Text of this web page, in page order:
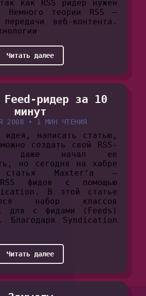
как RSS ридер нужен
Немного теории RSS –
веб-контента.
Читать далее
Feed-ридер за 10
минут
2008 • 1 МИН ЧТЕНИЯ
написать статью,
создать свой RSS-
даже начал ее
но сегодня на хабре
статья Maxter’a —
RSS фидов с помощью
В этой статье
набор классов
для с фидами (Feeds)
Благодаря Syndication
Читать далее